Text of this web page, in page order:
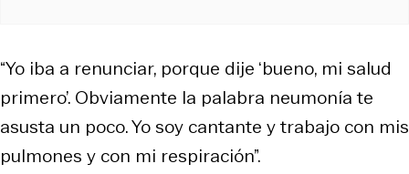
“Yo iba a renunciar, porque dije ‘bueno, mi salud
primero’. Obviamente la palabra neumonía te
asusta un poco. Yo soy cantante y trabajo con mis
pulmones y con mi respiración”.